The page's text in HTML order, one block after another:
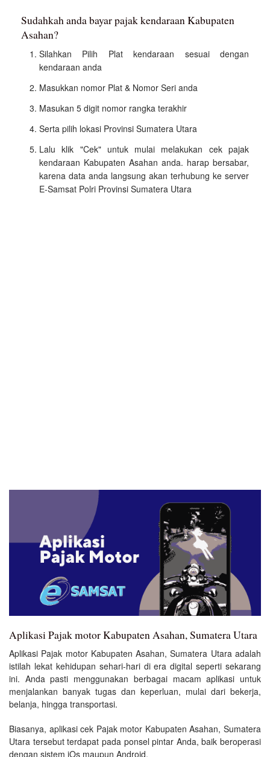
Sudahkah anda bayar pajak kendaraan Kabupaten
Asahan?
Silahkan Pilih Plat kendaraan sesuai dengan
kendaraan anda
Masukkan nomor Plat & Nomor Seri anda
Masukan 5 digit nomor rangka terakhir
Serta pilih lokasi Provinsi Sumatera Utara
Lalu klik "Cek" untuk mulai melakukan cek pajak
kendaraan Kabupaten Asahan anda. harap bersabar,
karena data anda langsung akan terhubung ke server
E-Samsat Polri Provinsi Sumatera Utara
Aplikasi Pajak motor Kabupaten Asahan, Sumatera Utara
Aplikasi Pajak motor Kabupaten Asahan, Sumatera Utara adalah
istilah lekat kehidupan sehari-hari di era digital seperti sekarang
ini. Anda pasti menggunakan berbagai macam aplikasi untuk
menjalankan banyak tugas dan keperluan, mulai dari bekerja,
belanja, hingga transportasi.
Biasanya, aplikasi cek Pajak motor Kabupaten Asahan, Sumatera
Utara tersebut terdapat pada ponsel pintar Anda, baik beroperasi
dengan sistem iOs maupun Android.